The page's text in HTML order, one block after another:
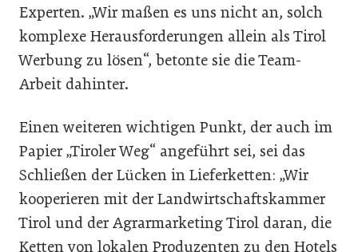
Experten. „Wir maßen es uns nicht an, solch
komplexe Herausforderungen allein als Tirol
Werbung zu lösen“, betonte sie die Team-
Arbeit dahinter.
Einen weiteren wichtigen Punkt, der auch im
Papier „Tiroler Weg“ angeführt sei, sei das
Schließen der Lücken in Lieferketten: „Wir
kooperieren mit der Landwirtschaftskammer
Tirol und der Agrarmarketing Tirol daran, die
Ketten von lokalen Produzenten zu den Hotels